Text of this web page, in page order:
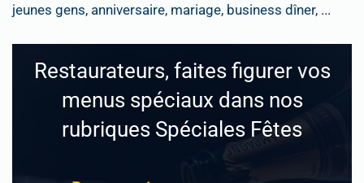
jeunes gens, anniversaire, mariage, business dîner, ...
Restaurateurs, faites figurer vos
menus spéciaux dans nos
rubriques Spéciales Fêtes